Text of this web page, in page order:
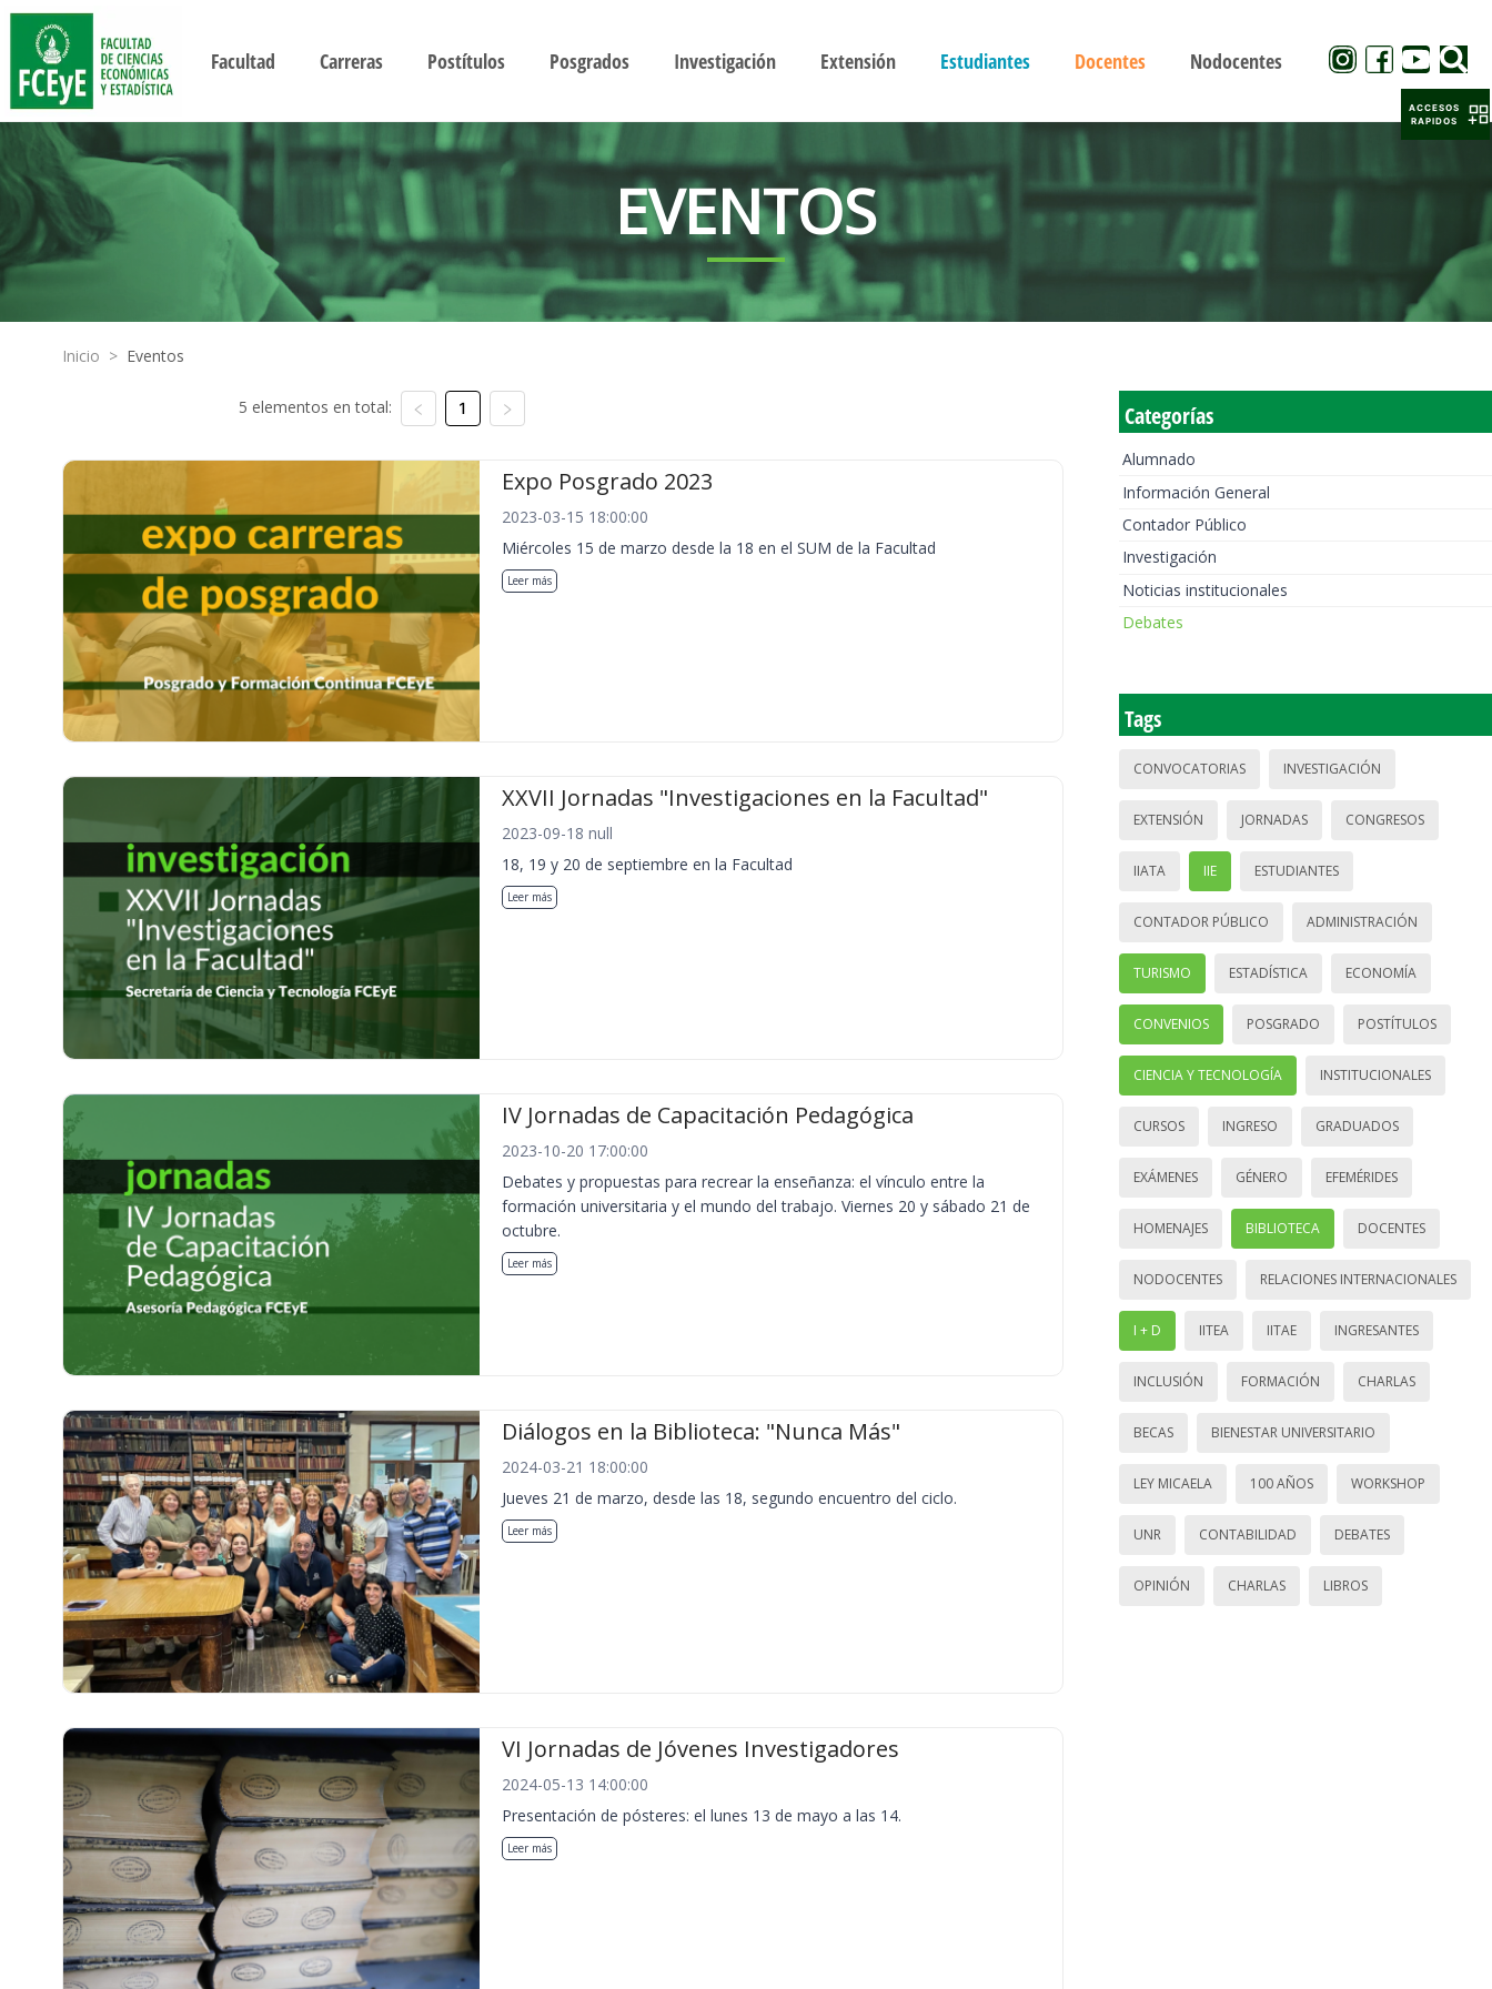
Facultad Carreras Postítulos Posgrados Investigación Extensión Estudiantes Docentes Nodocentes
EVENTOS
Inicio > Eventos
5 elementos en total: 1
Expo Posgrado 2023
2023-03-15 18:00:00
Miércoles 15 de marzo desde la 18 en el SUM de la Facultad
Leer más
XXVII Jornadas "Investigaciones en la Facultad"
2023-09-18 null
18, 19 y 20 de septiembre en la Facultad
Leer más
IV Jornadas de Capacitación Pedagógica
2023-10-20 17:00:00
Debates y propuestas para recrear la enseñanza: el vínculo entre la
formación universitaria y el mundo del trabajo. Viernes 20 y sábado 21 de
octubre.
Leer más
Diálogos en la Biblioteca: "Nunca Más"
2024-03-21 18:00:00
Jueves 21 de marzo, desde las 18, segundo encuentro del ciclo.
Leer más
VI Jornadas de Jóvenes Investigadores
2024-05-13 14:00:00
Presentación de pósteres: el lunes 13 de mayo a las 14.
Leer más
Categorías
Alumnado
Información General
Contador Público
Investigación
Noticias institucionales
Debates
Tags
CONVOCATORIAS INVESTIGACIÓN
EXTENSIÓN JORNADAS CONGRESOS
IIATA IIE ESTUDIANTES
CONTADOR PÚBLICO ADMINISTRACIÓN
TURISMO ESTADÍSTICA ECONOMÍA
CONVENIOS POSGRADO POSTÍTULOS
CIENCIA Y TECNOLOGÍA INSTITUCIONALES
CURSOS INGRESO GRADUADOS
EXÁMENES GÉNERO EFEMÉRIDES
HOMENAJES BIBLIOTECA DOCENTES
NODOCENTES RELACIONES INTERNACIONALES
I + D IITEA IITAE INGRESANTES
INCLUSIÓN FORMACIÓN CHARLAS
BECAS BIENESTAR UNIVERSITARIO
LEY MICAELA 100 AÑOS WORKSHOP
UNR CONTABILIDAD DEBATES
OPINIÓN CHARLAS LIBROS
ACCESOS
RAPIDOS